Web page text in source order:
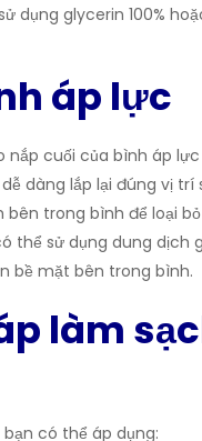
dụng glycerin 100%
áp lực
nắp cuối của bình áp
dàng lắp lại đúng vị trí
bên trong bình để loại
thể sử dụng dung dịch
bề mặt bên trong bình.
làm
có thể áp dụng: